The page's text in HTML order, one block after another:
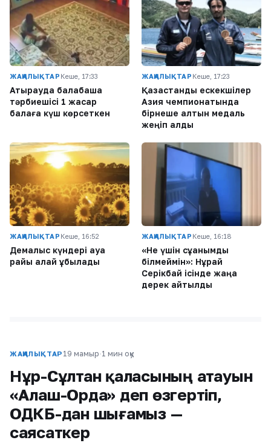
ЖАҢАЛЫҚТАР Кеше, 17:33
Атырауда балабақша
тәрбиешісі 1 жасар
балаға күш көрсеткен
ЖАҢАЛЫҚТАР Кеше, 17:23
Қазақстандық ескекшілер
Азия чемпионатында
бірнеше алтын медаль
жеңіп алды
ЖАҢАЛЫҚТАР Кеше, 16:52
Демалыс күндері ауа
райы қалай құбылады
ЖАҢАЛЫҚТАР Кеше, 16:18
«Не үшін сұққанымды
білмеймін»: Нұрай
Серікбай ісінде жаңа
дерек айтылды
ЖАҢАЛЫҚТАР 19 мамыр·1 мин оқу
Нұр-Сұлтан қаласының атауын
«Алаш-Орда» деп өзгертіп,
ОДКБ-дан шығамыз —
саясаткер